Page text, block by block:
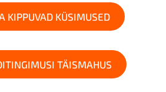
KIPPUVAD KÜSIMUSED
TÄISMAHUS